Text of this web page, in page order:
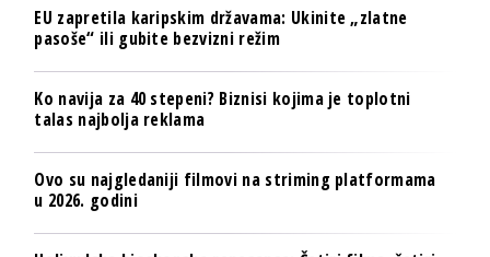
EU zapretila karipskim državama: Ukinite „zlatne
pasoše“ ili gubite bezvizni režim
Ko navija za 40 stepeni? Biznisi kojima je toplotni
talas najbolja reklama
Ovo su najgledaniji filmovi na striming platformama
u 2026. godini